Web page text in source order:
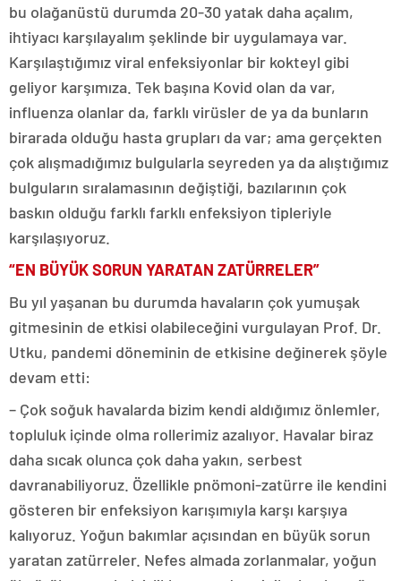
bu olağanüstü durumda 20-30 yatak daha açalım,
ihtiyacı karşılayalım şeklinde bir uygulamaya var.
Karşılaştığımız viral enfeksiyonlar bir kokteyl gibi
geliyor karşımıza. Tek başına Kovid olan da var,
influenza olanlar da, farklı virüsler de ya da bunların
birarada olduğu hasta grupları da var; ama gerçekten
çok alışmadığımız bulgularla seyreden ya da alıştığımız
bulguların sıralamasının değiştiği, bazılarının çok
baskın olduğu farklı farklı enfeksiyon tipleriyle
karşılaşıyoruz.
“EN BÜYÜK SORUN YARATAN ZATÜRRELER”
Bu yıl yaşanan bu durumda havaların çok yumuşak
gitmesinin de etkisi olabileceğini vurgulayan Prof. Dr.
Utku, pandemi döneminin de etkisine değinerek şöyle
devam etti:
– Çok soğuk havalarda bizim kendi aldığımız önlemler,
topluluk içinde olma rollerimiz azalıyor. Havalar biraz
daha sıcak olunca çok daha yakın, serbest
davranabiliyoruz. Özellikle pnömoni-zatürre ile kendini
gösteren bir enfeksiyon karışımıyla karşı karşıya
kalıyoruz. Yoğun bakımlar açısından en büyük sorun
yaratan zatürreler. Nefes almada zorlanmalar, yoğun